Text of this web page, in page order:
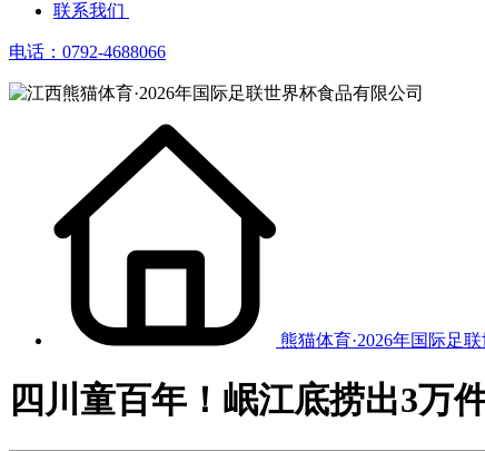
联系我们
电话：0792-4688066
熊猫体育·2026年国际足
四川童百年！岷江底捞出3万